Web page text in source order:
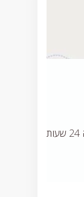
מחפש מנעולן בבן שמן? אנחנו נותנים מענה 24 שעות